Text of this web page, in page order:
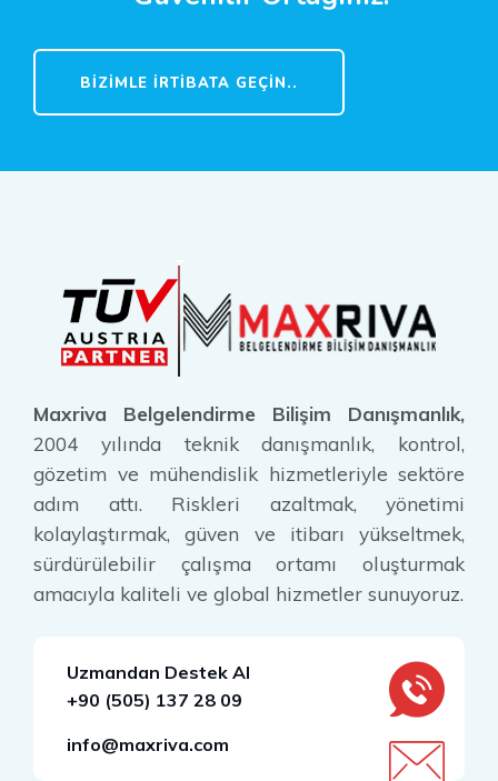
BIZIMLE İRTIBATA GEÇIN..
Maxriva Belgelendirme Bilişim Danışmanlık,
2004 yılında teknik danışmanlık, kontrol,
gözetim ve mühendislik hizmetleriyle sektöre
adım attı. Riskleri azaltmak, yönetimi
kolaylaştırmak, güven ve itibarı yükseltmek,
sürdürülebilir çalışma ortamı oluşturmak
amacıyla kaliteli ve global hizmetler sunuyoruz.
Uzmandan Destek Al
+90 (505) 137 28 09
info@maxriva.com